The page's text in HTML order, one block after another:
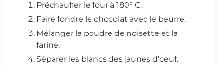
Préchauffer le four à 180° C.
Faire fondre le chocolat avec le beurre.
Mélanger la poudre de noisette et la
farine.
Séparer les blancs des jaunes d’oeuf.